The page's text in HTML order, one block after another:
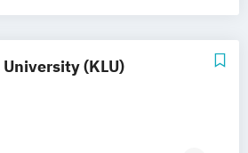
& Data Science (EN)
Intelligence & Data
(KLU)